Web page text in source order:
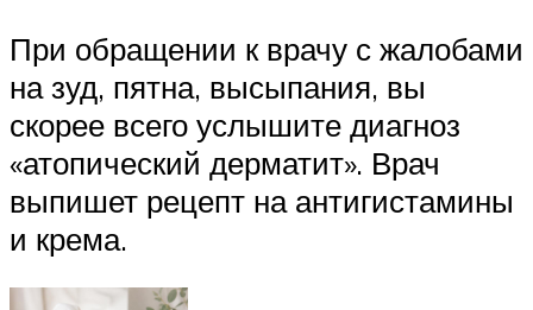
При обращении к врачу с жалобами
на зуд, пятна, высыпания, вы
скорее всего услышите диагноз
«атопический дерматит». Врач
выпишет рецепт на антигистамины
и крема.